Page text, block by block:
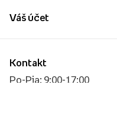
Kontakt
Po-Pia: 9:00-17:00
Váš účet